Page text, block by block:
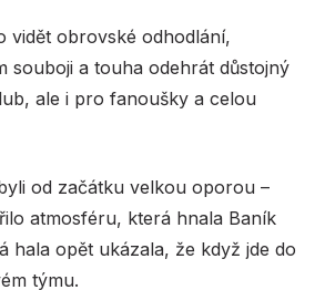
vidět obrovské odhodlání,
souboji a touha odehrát důstojný
ale i pro fanoušky a celou
od začátku velkou oporou –
atmosféru, která hnala Baník
hala opět ukázala, že když jde do
týmu.